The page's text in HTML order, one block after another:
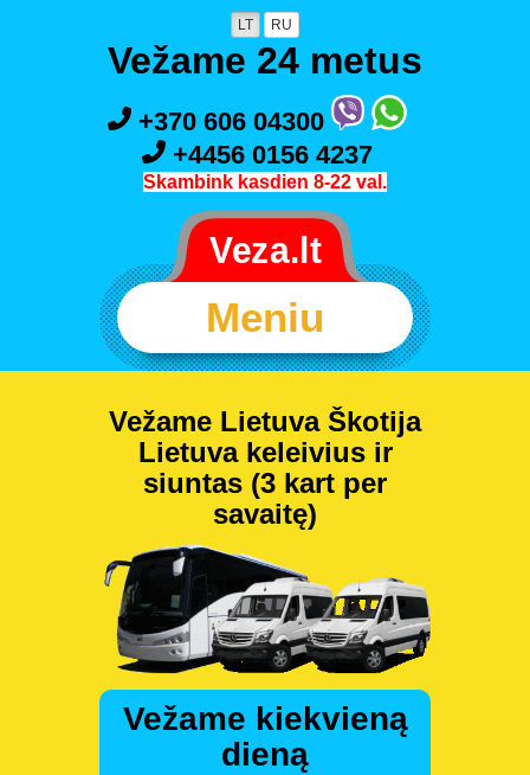
LT RU
Vežame 24 metus
+370 606 04300
+4456 0156 4237
Skambink kasdien 8-22 val.
Meniu
Vežame Lietuva Škotija
Lietuva keleivius ir
siuntas (3 kart per
savaitę)
Vežame kiekvieną
dieną